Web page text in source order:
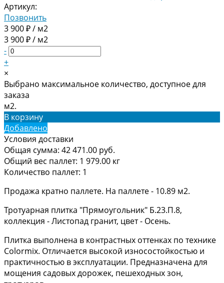
Артикул:
Позвонить
3 900 ₽ / м2
3 900 ₽ / м2
-
+
×
Выбрано максимальное количество, доступное для
заказа
м2.
В корзину
Добавлено
Условия доставки
Общая сумма: 42 471.00 руб.
Общий вес паллет: 1 979.00 кг
Количество паллет: 1
Продажа кратно паллете. На паллете - 10.89 м2.
Тротуарная плитка "Прямоугольник" Б.23.П.8,
коллекция - Листопад гранит, цвет - Осень.
Плитка выполнена в контрастных оттенках по технике
Colormix. Отличается высокой износостойкостью и
практичностью в эксплуатации. Предназначена для
мощения садовых дорожек, пешеходных зон,